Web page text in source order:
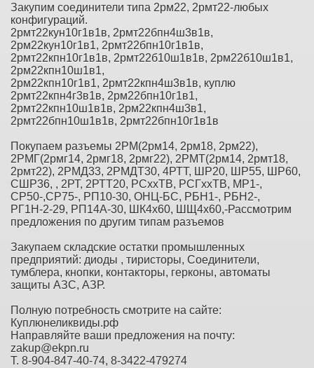
Закупим соединители типа 2рм22, 2рмт22-любых
конфигураций.
2рмт22кун10г1в1в, 2рмт22бпн4ш3в1в,
2рм22кун10г1в1, 2рмт22бпн10г1в1в,
2рмт22кпн10г1в1в, 2рмт22б10ш1в1в, 2рм22б10ш1в1,
2рм22кпн10ш1в1,
2рм22кпн10г1в1, 2рмт22кпн4ш3в1в, куплю
2рмт22кпн4г3в1в, 2рм22бпн10г1в1,
2рмт22кпн10ш1в1в, 2рм22кпн4ш3в1,
2рмт22бпн10ш1в1в, 2рмт22бпн10г1в1в
Покупаем разъемы 2РМ(2рм14, 2рм18, 2рм22),
2РМГ(2рмг14, 2рмг18, 2рмг22), 2РМТ(2рм14, 2рмт18,
2рмт22), 2РМД33, 2РМДТ30, 4РТТ, ШР20, ШР55, ШР60,
СШР36, , 2РТ, 2РТТ20, РСххТВ, РСГххТВ, МР1-,
СР50-,СР75-, РП10-30, ОНЦ-БС, РБН1-, РБН2-,
РГ1Н-2-29, РП14А-30, ШК4х60, ШЩ4х60,-Рассмотрим
предложения по другим типам разъемов
Закупаем складские остатки промышленных
предприятий: диоды , тиристоры, Соединители,
тумблера, кнопки, контакторы, герконы, автоматы
защиты АЗС, АЗР.
Полную потребность смотрите на сайте:
Куплюнеликвиды.рф
Направляйте ваши предложения на почту:
zakup@ekpn.ru
Т. 8-904-847-40-74, 8-3422-479274